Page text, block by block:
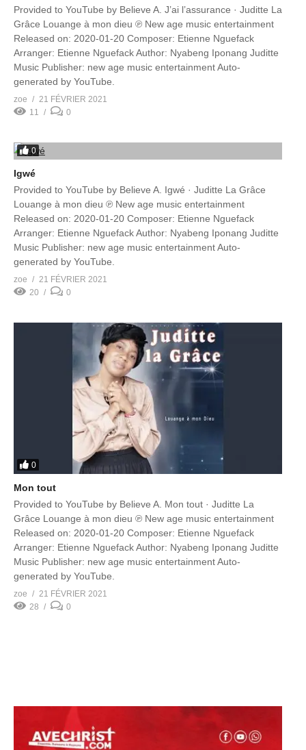
Provided to YouTube by Believe A. J’ai l’assurance · Juditte La
Grâce Louange à mon dieu ℗ New age music entertainment
Released on: 2020-01-20 Composer: Etienne Nguefack
Arranger: Etienne Nguefack Author: Nyabeng Iponang Juditte
Music Publisher: new age music entertainment Auto-
generated by YouTube.
zoe
21 FÉVRIER 2021
11
0
0
Igwé
Provided to YouTube by Believe A. Igwé · Juditte La Grâce
Louange à mon dieu ℗ New age music entertainment
Released on: 2020-01-20 Composer: Etienne Nguefack
Arranger: Etienne Nguefack Author: Nyabeng Iponang Juditte
Music Publisher: new age music entertainment Auto-
generated by YouTube.
zoe
21 FÉVRIER 2021
20
0
0
Mon tout
Provided to YouTube by Believe A. Mon tout · Juditte La
Grâce Louange à mon dieu ℗ New age music entertainment
Released on: 2020-01-20 Composer: Etienne Nguefack
Arranger: Etienne Nguefack Author: Nyabeng Iponang Juditte
Music Publisher: new age music entertainment Auto-
generated by YouTube.
zoe
21 FÉVRIER 2021
28
0